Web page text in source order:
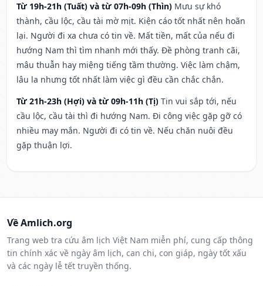
Từ 19h-21h (Tuất) và từ 07h-09h (Thìn) Mưu sự khó
thành, cầu lộc, cầu tài mờ mịt. Kiện cáo tốt nhất nên hoãn
lại. Người đi xa chưa có tin về. Mất tiền, mất của nếu đi
hướng Nam thì tìm nhanh mới thấy. Đề phòng tranh cãi,
mâu thuẫn hay miệng tiếng tầm thường. Việc làm chậm,
lâu la nhưng tốt nhất làm việc gì đều cần chắc chắn.
Từ 21h-23h (Hợi) và từ 09h-11h (Tị) Tin vui sắp tới, nếu
cầu lộc, cầu tài thì đi hướng Nam. Đi công việc gặp gỡ có
nhiều may mắn. Người đi có tin về. Nếu chăn nuôi đều
gặp thuận lợi.
Về Amlich.org
Trang web tra cứu âm lịch Việt Nam miễn phí, cung cấp thông
tin chính xác về ngày âm lịch, can chi, con giáp, ngày tốt xấu
và các ngày lễ tết truyền thống.